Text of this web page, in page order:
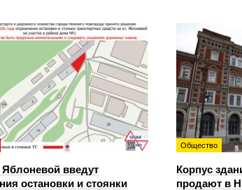
введут
остановки и стоянки
Общество
Корпус
продают в